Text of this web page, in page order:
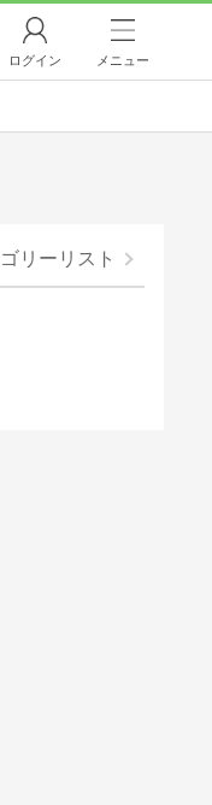
ログイン メニュー
リーリスト